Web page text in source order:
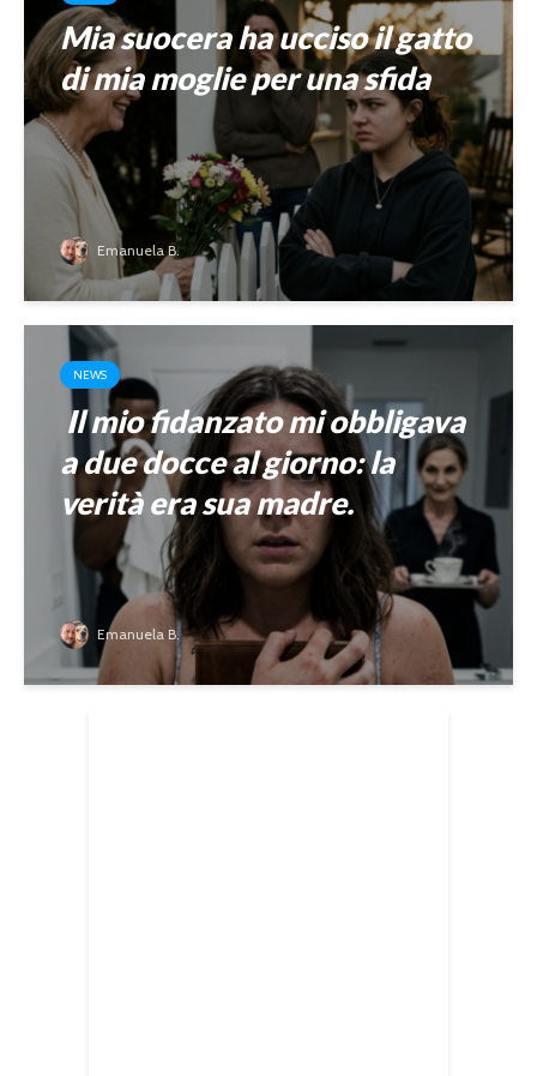
Mia suocera ha ucciso il gatto
di mia moglie per una sfida
Emanuela B.
NEWS
Il mio fidanzato mi obbligava
a due docce al giorno: la
verità era sua madre.
Emanuela B.